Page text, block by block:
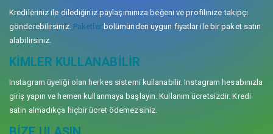
Kredileriniz ile dilediğiniz paylaşımınıza beğeni ve profilinize takipçi
gönderebilirsiniz. Paketlerbölümünden uygun fiyatlar ile bir paket satın
alabilirsiniz.
KIMLER KULLANABILIR
Instagram üyeliği olan herkes sistemi kullanabilir. Instagram hesabınızla
giriş yapın ve hemen kullanmaya başlayın. Kullanım ücretsizdir. Kredi
satın almadıkça hiçbir ücret ödemezsiniz.